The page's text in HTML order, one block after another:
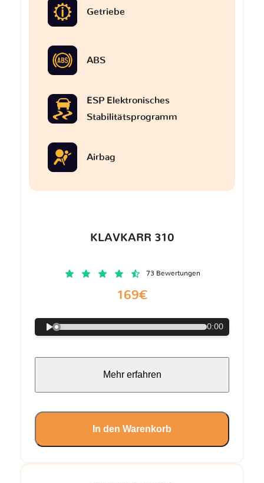
Getriebe
ABS
ESP Elektronisches
Stabilitätsprogramm
Airbag
KLAVKARR 310
73 Bewertungen
169€
0:00
Mehr erfahren
In den Warenkorb